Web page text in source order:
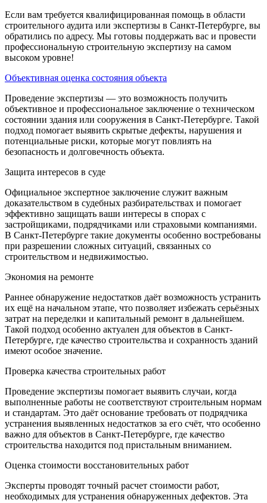
Если вам требуется квалифицированная помощь в области
строительного аудита или экспертизы в Санкт-Петербурге, вы
обратились по адресу. Мы готовы поддержать вас и провести
профессиональную строительную экспертизу на самом
высоком уровне!
Объективная оценка состояния объекта
Проведение экспертизы — это возможность получить
объективное и профессиональное заключение о техническом
состоянии здания или сооружения в Санкт-Петербурге. Такой
подход помогает выявить скрытые дефекты, нарушения и
потенциальные риски, которые могут повлиять на
безопасность и долговечность объекта.
Защита интересов в суде
Официальное экспертное заключение служит важным
доказательством в судебных разбирательствах и помогает
эффективно защищать ваши интересы в спорах с
застройщиками, подрядчиками или страховыми компаниями.
В Санкт-Петербурге такие документы особенно востребованы
при разрешении сложных ситуаций, связанных со
строительством и недвижимостью.
Экономия на ремонте
Раннее обнаружение недостатков даёт возможность устранить
их ещё на начальном этапе, что позволяет избежать серьёзных
затрат на переделки и капитальный ремонт в дальнейшем.
Такой подход особенно актуален для объектов в Санкт-
Петербурге, где качество строительства и сохранность зданий
имеют особое значение.
Проверка качества строительных работ
Проведение экспертизы помогает выявить случаи, когда
выполненные работы не соответствуют строительным нормам
и стандартам. Это даёт основание требовать от подрядчика
устранения выявленных недостатков за его счёт, что особенно
важно для объектов в Санкт-Петербурге, где качество
строительства находится под пристальным вниманием.
Оценка стоимости восстановительных работ
Эксперты проводят точный расчет стоимости работ,
необходимых для устранения обнаруженных дефектов. Эта